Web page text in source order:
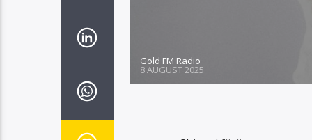
Gold FM Radio
8 AUGUST 2025